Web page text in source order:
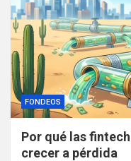
FONDEOS
Por qué las
crecer a pérdida